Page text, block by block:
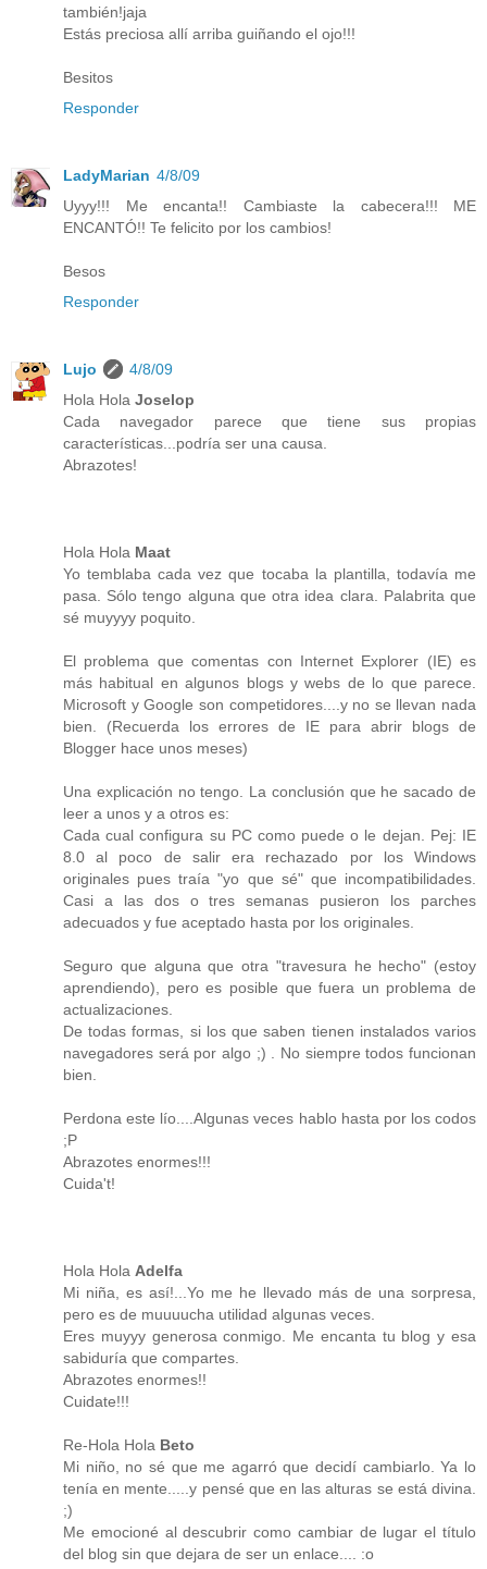
también!jaja
Estás preciosa allí arriba guiñando el ojo!!!
Besitos
Responder
LadyMarian 4/8/09
Uyyy!!! Me encanta!! Cambiaste la cabecera!!! ME
ENCANTÓ!! Te felicito por los cambios!
Besos
Responder
Lujo
4/8/09
Hola Hola Joselop
Cada navegador parece que tiene sus propias
características...podría ser una causa.
Abrazotes!
Hola Hola Maat
Yo temblaba cada vez que tocaba la plantilla, todavía me
pasa. Sólo tengo alguna que otra idea clara. Palabrita que
sé muyyyy poquito.
El problema que comentas con Internet Explorer (IE) es
más habitual en algunos blogs y webs de lo que parece.
Microsoft y Google son competidores....y no se llevan nada
bien. (Recuerda los errores de IE para abrir blogs de
Blogger hace unos meses)
Una explicación no tengo. La conclusión que he sacado de
leer a unos y a otros es:
Cada cual configura su PC como puede o le dejan. Pej: IE
8.0 al poco de salir era rechazado por los Windows
originales pues traía "yo que sé" que incompatibilidades.
Casi a las dos o tres semanas pusieron los parches
adecuados y fue aceptado hasta por los originales.
Seguro que alguna que otra "travesura he hecho" (estoy
aprendiendo), pero es posible que fuera un problema de
actualizaciones.
De todas formas, si los que saben tienen instalados varios
navegadores será por algo ;) . No siempre todos funcionan
bien.
Perdona este lío....Algunas veces hablo hasta por los codos
;P
Abrazotes enormes!!!
Cuida't!
Hola Hola Adelfa
Mi niña, es así!...Yo me he llevado más de una sorpresa,
pero es de muuuucha utilidad algunas veces.
Eres muyyy generosa conmigo. Me encanta tu blog y esa
sabiduría que compartes.
Abrazotes enormes!!
Cuidate!!!
Re-Hola Hola Beto
Mi niño, no sé que me agarró que decidí cambiarlo. Ya lo
tenía en mente.....y pensé que en las alturas se está divina.
;)
Me emocioné al descubrir como cambiar de lugar el título
del blog sin que dejara de ser un enlace.... :o